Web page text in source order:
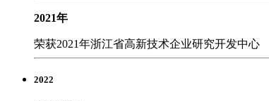
2021年
荣获2021年浙江省高新技术企业研究开发中心
2022